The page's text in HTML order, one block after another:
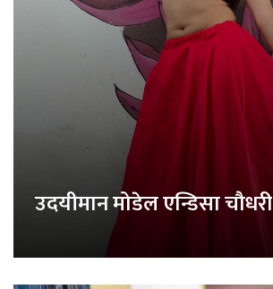
उदयीमान मोडेल एन्डिसा चौधरी